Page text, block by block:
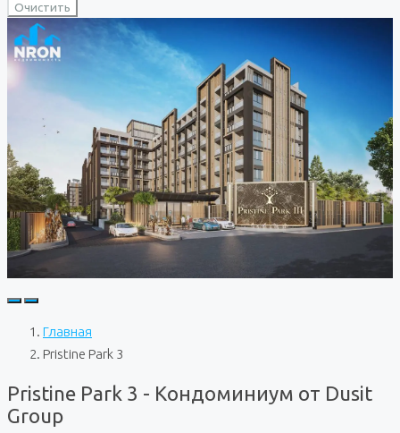
Очистить
Главная
Pristine Park 3
Pristine Park 3 - Кондоминиум от Dusit
Group